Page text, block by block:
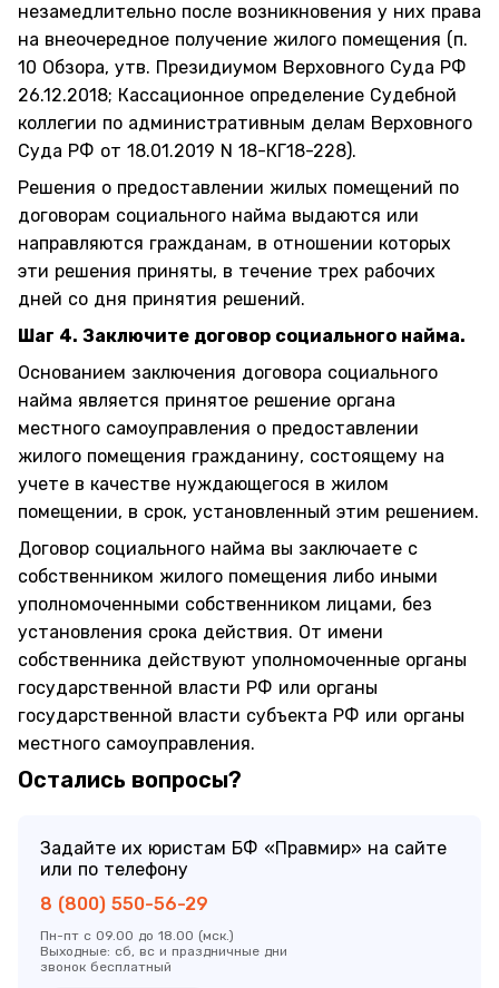
незамедлительно после возникновения у них права
на внеочередное получение жилого помещения (п.
10 Обзора, утв. Президиумом Верховного Суда РФ
26.12.2018; Кассационное определение Судебной
коллегии по административным делам Верховного
Суда РФ от 18.01.2019 N 18-КГ18-228).
Решения о предоставлении жилых помещений по
договорам социального найма выдаются или
направляются гражданам, в отношении которых
эти решения приняты, в течение трех рабочих
дней со дня принятия решений.
Шаг 4. Заключите договор социального найма.
Основанием заключения договора социального
найма является принятое решение органа
местного самоуправления о предоставлении
жилого помещения гражданину, состоящему на
учете в качестве нуждающегося в жилом
помещении, в срок, установленный этим решением.
Договор социального найма вы заключаете с
собственником жилого помещения либо иными
уполномоченными собственником лицами, без
установления срока действия. От имени
собственника действуют уполномоченные органы
государственной власти РФ или органы
государственной власти субъекта РФ или органы
местного самоуправления.
Остались вопросы?
Задайте их юристам БФ «Правмир» на сайте
или по телефону
8 (800) 550-56-29
Пн-пт с 09.00 до 18.00 (мск.)
Выходные: сб, вс и праздничные дни
звонок бесплатный